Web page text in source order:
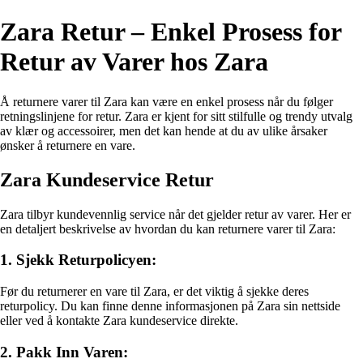
Zara Retur – Enkel Prosess for
Retur av Varer hos Zara
Å returnere varer til Zara kan være en enkel prosess når du følger
retningslinjene for retur. Zara er kjent for sitt stilfulle og trendy utvalg
av klær og accessoirer, men det kan hende at du av ulike årsaker
ønsker å returnere en vare.
Zara Kundeservice Retur
Zara tilbyr kundevennlig service når det gjelder retur av varer. Her er
en detaljert beskrivelse av hvordan du kan returnere varer til Zara:
1. Sjekk Returpolicyen:
Før du returnerer en vare til Zara, er det viktig å sjekke deres
returpolicy. Du kan finne denne informasjonen på Zara sin nettside
eller ved å kontakte Zara kundeservice direkte.
2. Pakk Inn Varen: